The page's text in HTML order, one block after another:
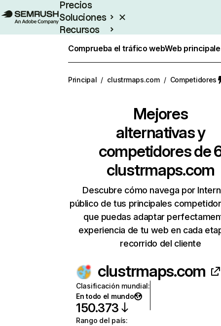
Precios
Soluciones
Recursos
Comprueba el tráfico webWeb
Principal / clustrmaps.com / Competidores
Mejores
alternativas y
competidores de
clustrmaps.com
Descubre cómo navega por
público de tus principales
que puedas adaptar
experiencia de tu web en cada
recorrido del cliente
clustrmaps.com
Clasificación mundial:
En todo el mundo
150.373
Rango del país: